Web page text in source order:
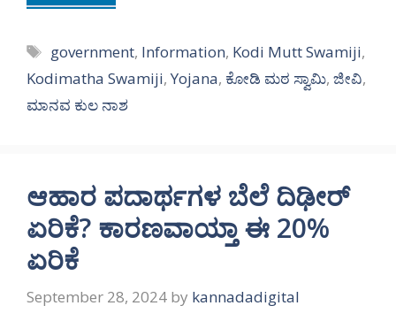
Tags
government, Information, Kodi Mutt Swamiji,
Kodimatha Swamiji, Yojana, ಕೋಡಿ ಮಠ ಸ್ವಾಮಿ, ಜೀವಿ,
ಮಾನವ ಕುಲ ನಾಶ
ಆಹಾರ ಪದಾರ್ಥಗಳ ಬೆಲೆ ದಿಢೀರ್‌
ಏರಿಕೆ? ಕಾರಣವಾಯ್ತಾ ಈ 20%
ಏರಿಕೆ
September 28, 2024 by kannadadigital